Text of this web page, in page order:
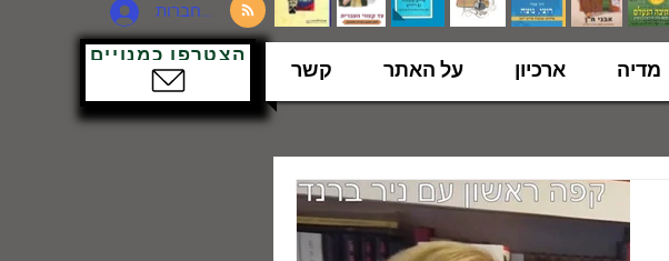
להתחברות
הצטרפו כמנויים
מדיה ארכיון על האתר קשר